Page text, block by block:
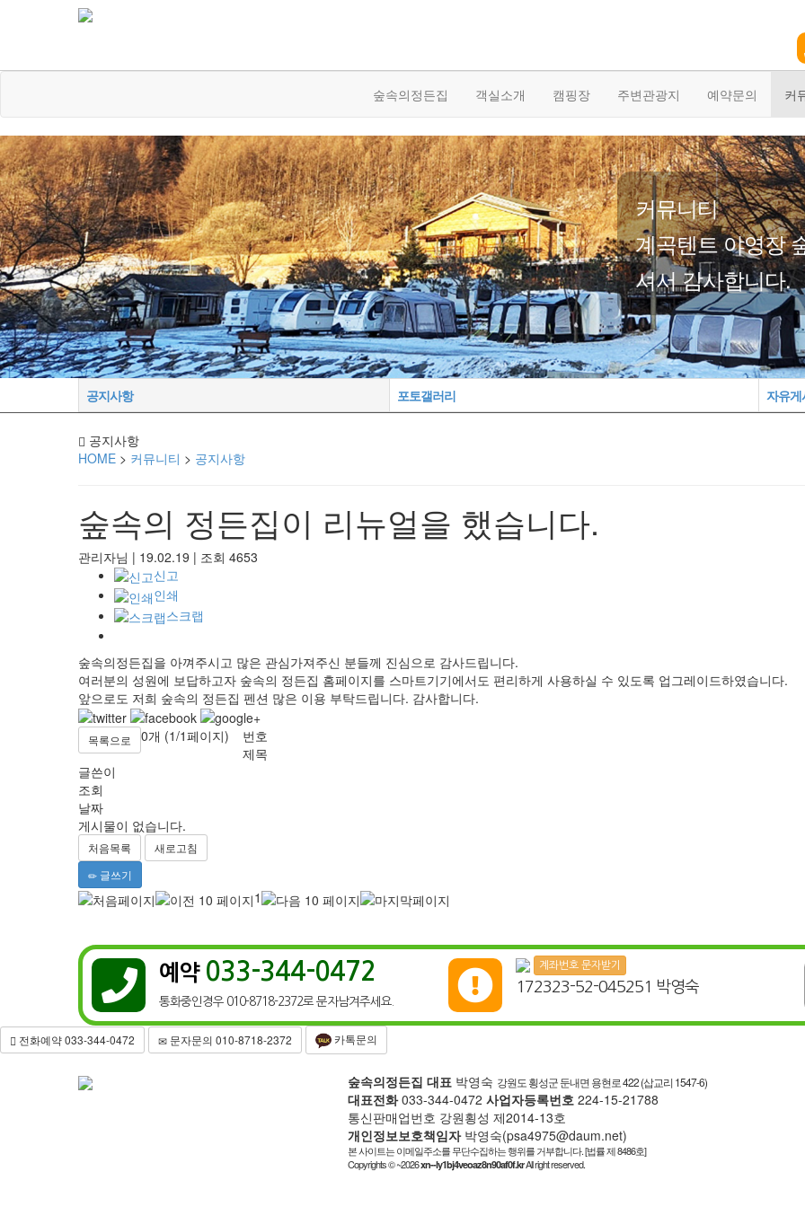
숲속의정든집 객실소개 캠핑장 주변관광지 예약문의 커
커뮤니티
계곡텐트 야영장
셔서 감사합니다.
공지사항 포토갤러리 자유게
공지사항
HOME > 커뮤니티 > 공지사항
숲속의 정든집이 리뉴얼을 했습니다.
관리자님 | 19.02.19 | 조회 4653
신고
인쇄
스크랩
숲속의정든집을 아껴주시고 많은 관심가져주신 분들께 진심으로 감사드립니다.
여러분의 성원에 보답하고자 숲속의 정든집 홈페이지를 스마트기기에서도 편리하게 사용하실 수 있도록 업그레이드하였습니다.
앞으로도 저희 숲속의 정든집 펜션 많은 이용 부탁드립니다. 감사합니다.
목록으로 0개 (1/1페이지)
번호
제목
글쓴이
조회
날짜
게시물이 없습니다.
처음목록
새로고침
글쓰기
1
 예약033-344-0472
통화중인경우 010-8718-2372로 문자남겨주세요. 
계좌번호 문자받기
172323-52-045251 박영숙
전화예약 033-344-0472 문자문의 010-8718-2372 카톡문의
숲속의정든집 대표 박영숙 강원도 횡성군 둔내면 용현로 422 (삽교리 1547-6)
대표전화033-344-0472 사업자등록번호 224-15-21788
통신판매업번호 강원횡성 제2014-13호
개인정보보호책임자 박영숙(psa4975@daum.net)
본 사이트는 이메일주소를 무단수집하는 행위를 거부합니다. [법률 제 8486호]
Copyrights © ~2026xn--ly1bj4veoaz8n90af0f.krAll right reserved.